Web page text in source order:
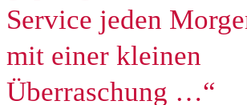
Service jeden
mit einer kleinen
Überraschung …“